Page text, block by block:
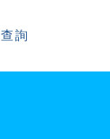
查詢